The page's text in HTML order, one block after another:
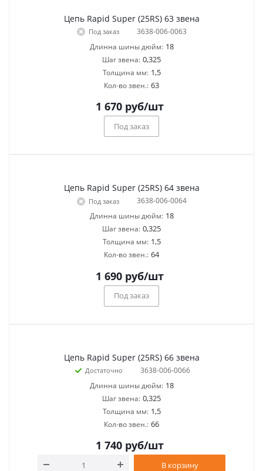
Цепь Rapid Super (25RS) 63 звена
Под заказ
3638-006-0063
Длинна шины дюйм: 18
Шаг звена: 0,325
Толщина мм: 1,5
Кол-во звен.: 63
1 670руб/шт
Под заказ
Цепь Rapid Super (25RS) 64 звена
Под заказ
3638-006-0064
Длинна шины дюйм: 18
Шаг звена: 0,325
Толщина мм: 1,5
Кол-во звен.: 64
1 690руб/шт
Под заказ
Цепь Rapid Super (25RS) 66 звена
Достаточно
3638-006-0066
Длинна шины дюйм: 18
Шаг звена: 0,325
Толщина мм: 1,5
Кол-во звен.: 66
1 740руб/шт
В корзину